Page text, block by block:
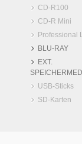
CD-R100
CD-R Mini
Professional
BLU-RAY
EXT.
USB-Sticks
SD-Karten